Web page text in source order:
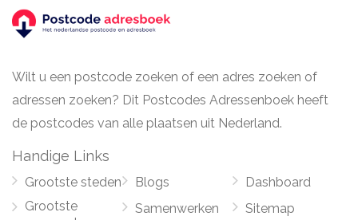
Wilt u een postcode zoeken of een adres zoeken of
adressen zoeken? Dit Postcodes Adressenboek heeft
de postcodes van alle plaatsen uit Nederland.
Handige Links
Grootste steden
Grootste
Blogs
Samenwerken
Dashboard
Sitemap